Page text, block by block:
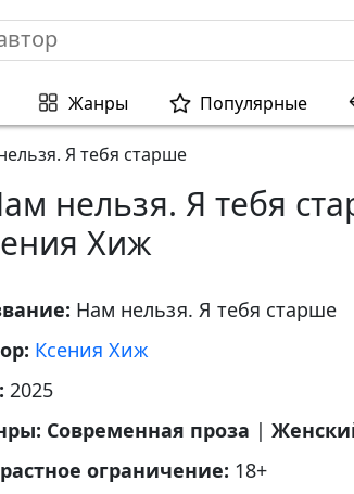
Жанры Популярные
Я тебя старше
нельзя. Я тебя
Хиж
Нам нельзя. Я тебя старше
Ксения Хиж
2025
Современная проза |
ограничение: 18+